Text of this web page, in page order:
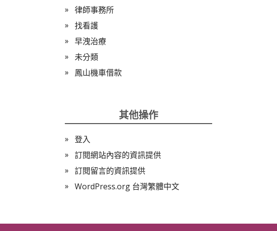
律師事務所
找看護
早洩治療
未分類
鳳山機車借款
其他操作
登入
訂閱網站內容的資訊提供
訂閱留言的資訊提供
WordPress.org 台灣繁體中文